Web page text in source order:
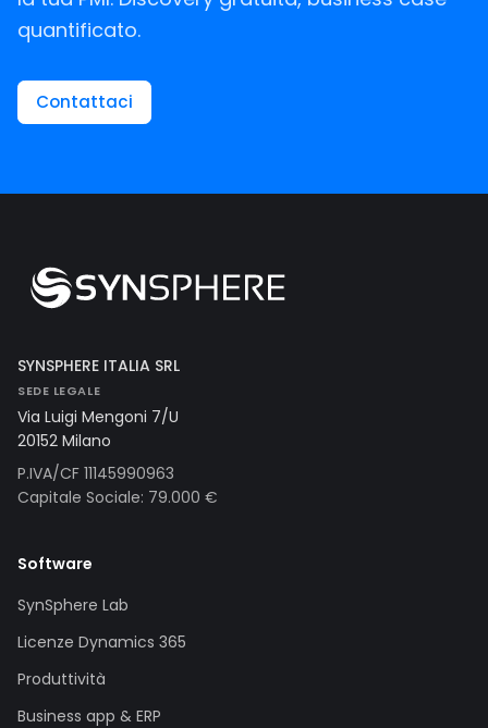
quantificato.
Contattaci
SYNSPHERE ITALIA SRL
SEDE LEGALE
Via Luigi Mengoni 7/U
20152 Milano
P.IVA/CF 11145990963
Capitale Sociale: 79.000 €
Software
SynSphere Lab
Licenze Dynamics 365
Produttività
Business app & ERP